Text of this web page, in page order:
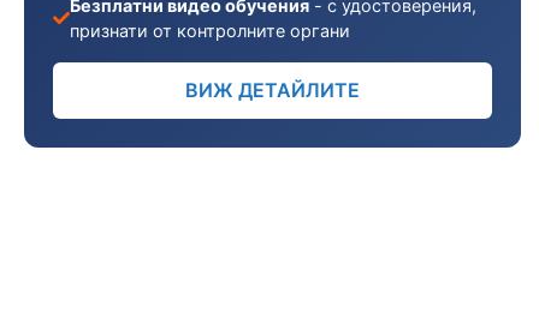
Безплатни видео обучения - с удостоверения,
признати от контролните органи
ВИЖ ДЕТАЙЛИТЕ